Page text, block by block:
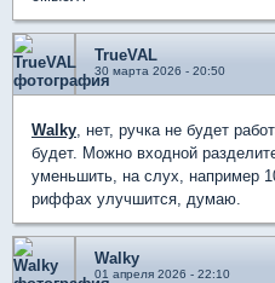
TrueVAL
30 марта 2026 - 20:50
Walky, нет, ручка не будет
будет. Можно входной
уменьшить, на слух, например
риффах улучшится, думаю.
Walky
01 апреля 2026 - 22:10